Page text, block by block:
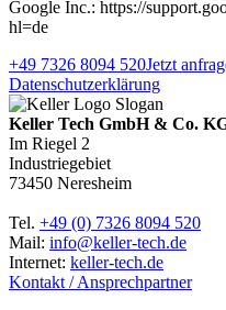
Google Inc.: https://
hl=de
+49 7326 8094 520Jetzt
Datenschutzerklärung
Keller Tech GmbH & Co.
Im Riegel 2
Industriegebiet
73450 Neresheim
Tel. +49 (0) 7326 8094 520
Mail: info@keller-tech.de
Internet: keller-tech.de
Kontakt / Ansprechpartner